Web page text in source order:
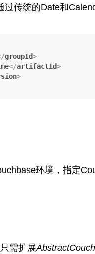
过传统的Date和
groupId>
</artifactId>
>
环境，指定
需扩展